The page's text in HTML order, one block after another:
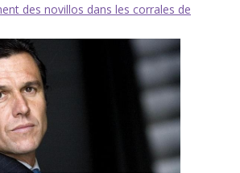
des novillos dans les corrales de